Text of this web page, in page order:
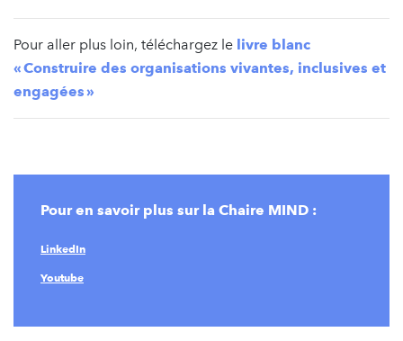
Pour aller plus loin, téléchargez le livre blanc
« Construire des organisations vivantes, inclusives et
engagées »
Pour en savoir plus sur la Chaire MIND :
LinkedIn
Youtube